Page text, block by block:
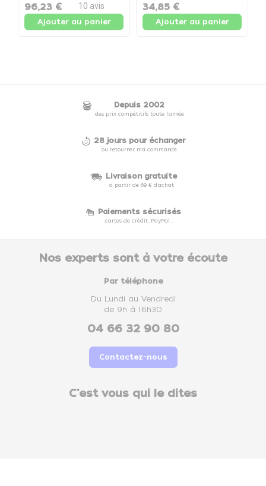
10 avis
96,23 €
Ajouter au panier
48% de cacao - Boite
1,6kg
34,85 €
Ajouter au panier
Depuis 2002
des prix compétitifs toute l'année
28 jours pour échanger
ou retourner ma commande
Livraison gratuite
à partir de 69 € d'achat
Paiements sécurisés
cartes de crédit, PayPal...
Nos experts sont à votre écoute
Par téléphone
Du Lundi au Vendredi
de 9h à 16h30
04 66 32 90 80
Contactez-nous
C'est vous qui le dites